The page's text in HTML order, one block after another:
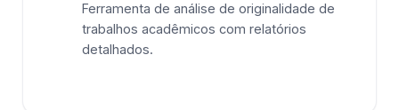
Ferramenta de análise de originalidade de
trabalhos acadêmicos com relatórios
detalhados.